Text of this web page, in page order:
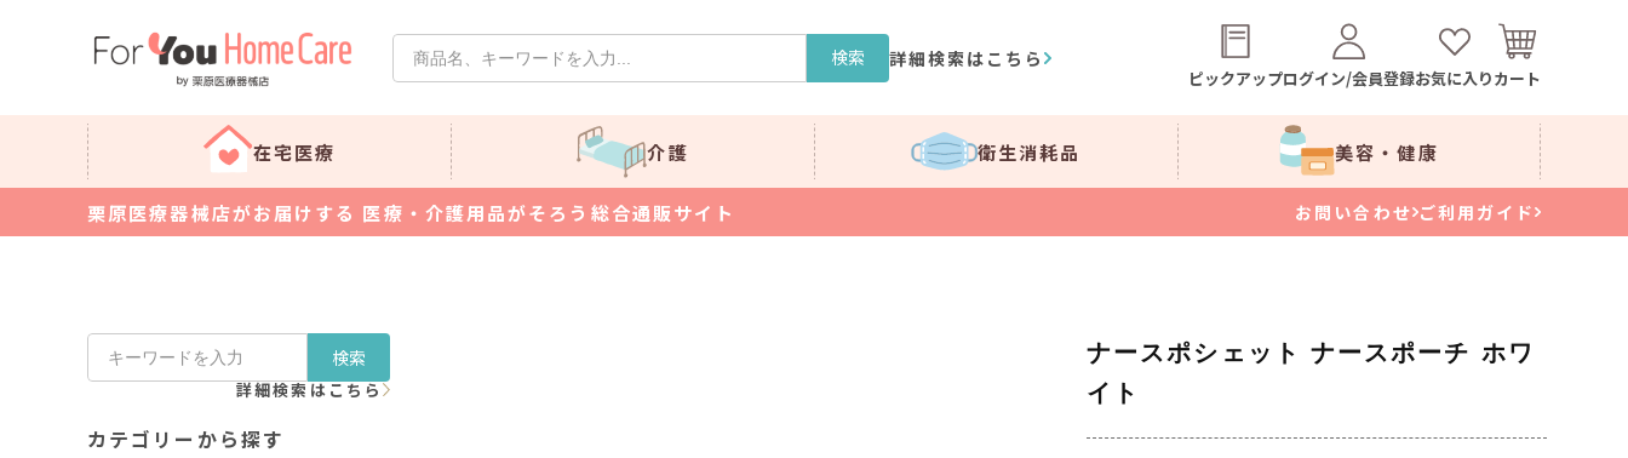
検索 詳細検索はこちら
ピックアップログイン/会員登録お気に入りカート
在宅医療 介護 衛生消耗品 美容・健康
栗原医療器械店がお届けする 医療・介護用品がそろう総合通販サイト お問い合わせ ご利用ガイド
検索
詳細検索はこちら
カテゴリーから探す
ナースポシェット ナースポーチ ホワ
イト